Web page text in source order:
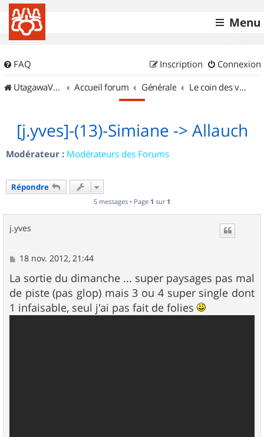
Menu
FAQ Connexion
Inscription
UtagawaVTT (Randos VTT et VTTAE avec traces GPS)
Accueil forum Générale Le coin des vidéastes
[j.yves]-(13)-Simiane -> Allauch
Modérateur : Modérateurs des Forums
Répondre
5 messages • Page 1 sur 1
j.yves
M
s
s
a
g
e
18 nov. 2012, 21:44
La sortie du dimanche ... super paysages pas mal
de piste (pas glop) mais 3 ou 4 super single dont
1 infaisable, seul j'ai pas fait de folies